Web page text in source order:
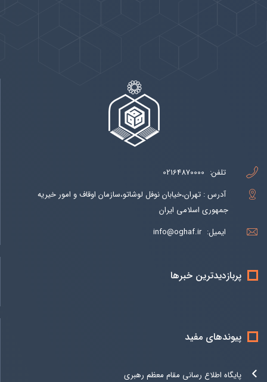
تلفن: 02164870000
آدرس : تهران،خیابان نوفل لوشاتو،سازمان اوقاف و امور خیریه
جمهوری اسلامی ایران
ایمیل: info@oghaf.ir
پربازدیدترین خبرها
پیوندهای مفید
پایگاه اطلاع رسانی مقام معظم رهبری